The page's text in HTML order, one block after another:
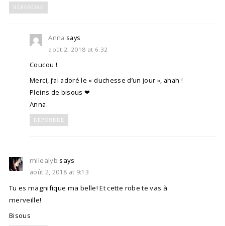
RÉPONDRE
Anna says
août 2, 2018 at 6:32
Coucou !
Merci, j’ai adoré le « duchesse d’un jour », ahah !
Pleins de bisous ❤
Anna.
RÉPONDRE
mllealyb says
août 2, 2018 at 9:13
Tu es magnifique ma belle! Et cette robe te vas à
merveille!
Bisous